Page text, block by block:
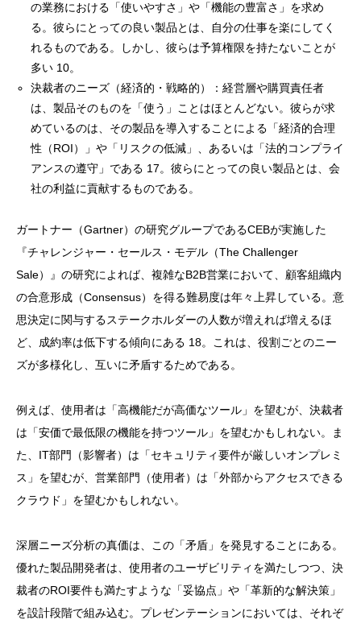
の業務における「使いやすさ」や「機能の豊富さ」を求め
る。彼らにとっての良い製品とは、自分の仕事を楽にしてく
れるものである。しかし、彼らは予算権限を持たないことが
多い 10。
決裁者のニーズ（経済的・戦略的）：経営層や購買責任者
は、製品そのものを「使う」ことはほとんどない。彼らが求
めているのは、その製品を導入することによる「経済的合理
性（ROI）」や「リスクの低減」、あるいは「法的コンプライ
アンスの遵守」である 17。彼らにとっての良い製品とは、会
社の利益に貢献するものである。
ガートナー（Gartner）の研究グループであるCEBが実施した
『チャレンジャー・セールス・モデル（The Challenger
Sale）』の研究によれば、複雑なB2B営業において、顧客組織内
の合意形成（Consensus）を得る難易度は年々上昇している。意
思決定に関与するステークホルダーの人数が増えれば増えるほ
ど、成約率は低下する傾向にある 18。これは、役割ごとのニー
ズが多様化し、互いに矛盾するためである。
例えば、使用者は「高機能だが高価なツール」を望むが、決裁者
は「安価で最低限の機能を持つツール」を望むかもしれない。ま
た、IT部門（影響者）は「セキュリティ要件が厳しいオンプレミ
ス」を望むが、営業部門（使用者）は「外部からアクセスできる
クラウド」を望むかもしれない。
深層ニーズ分析の真価は、この「矛盾」を発見することにある。
優れた製品開発者は、使用者のユーザビリティを満たしつつ、決
裁者のROI要件も満たすような「妥協点」や「革新的な解決策」
を設計段階で組み込む。プレゼンテーションにおいては、それぞ